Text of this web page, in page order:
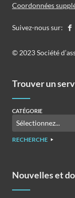
Coordonnées
Suivez-nous sur:
©️️ 2023 Société
Trouver un
CATÉGORIE
RECHERCHE
Nouvelles et